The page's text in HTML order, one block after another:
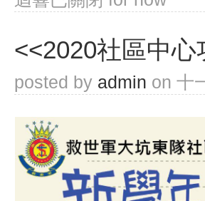
<<2020社區中
posted by admin on 十